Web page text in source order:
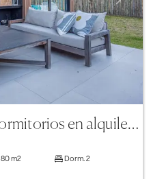
Departamento de 2 dormitorios en alquiler en Sense Manantiales
80 m2 Dorm. 2